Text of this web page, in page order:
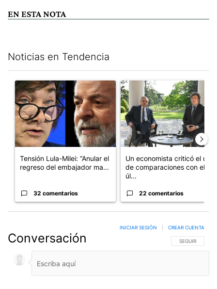
EN ESTA NOTA
Noticias en Tendencia
Un artículo de tendencia con el título "Tensión Lula-Milei:
Tensión Lula-Milei: “Anular el
regreso del embajador ma...
32 comentarios
Un artículo de tendencia con
Un economista criticó el uso
de comparaciones con el
úl...
22 comentarios
Conversación SIGA ESTA
SEGUIR
INICIAR SESIÓN CREAR CUENTA